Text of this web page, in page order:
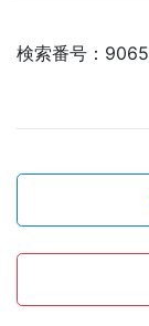
検索番号：9065